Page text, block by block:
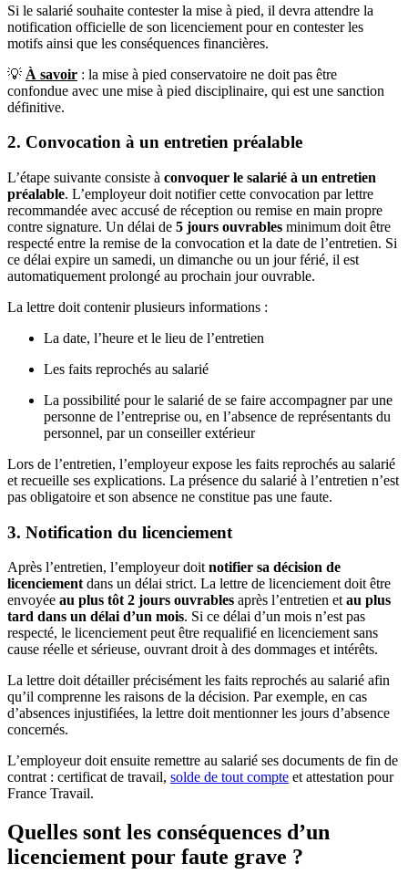
Si le salarié souhaite contester la mise à pied, il devra attendre la
notification officielle de son licenciement pour en contester les
motifs ainsi que les conséquences financières.
💡 À savoir : la mise à pied conservatoire ne doit pas être
confondue avec une mise à pied disciplinaire, qui est une sanction
définitive.
2. Convocation à un entretien préalable
L’étape suivante consiste à convoquer le salarié à un entretien
préalable. L’employeur doit notifier cette convocation par lettre
recommandée avec accusé de réception ou remise en main propre
contre signature. Un délai de 5 jours ouvrables minimum doit être
respecté entre la remise de la convocation et la date de l’entretien. Si
ce délai expire un samedi, un dimanche ou un jour férié, il est
automatiquement prolongé au prochain jour ouvrable.
La lettre doit contenir plusieurs informations :
La date, l’heure et le lieu de l’entretien
Les faits reprochés au salarié
La possibilité pour le salarié de se faire accompagner par une
personne de l’entreprise ou, en l’absence de représentants du
personnel, par un conseiller extérieur
Lors de l’entretien, l’employeur expose les faits reprochés au salarié
et recueille ses explications. La présence du salarié à l’entretien n’est
pas obligatoire et son absence ne constitue pas une faute.
3. Notification du licenciement
Après l’entretien, l’employeur doit notifier sa décision de
licenciement dans un délai strict. La lettre de licenciement doit être
envoyée au plus tôt 2 jours ouvrables après l’entretien et au plus
tard dans un délai d’un mois. Si ce délai d’un mois n’est pas
respecté, le licenciement peut être requalifié en licenciement sans
cause réelle et sérieuse, ouvrant droit à des dommages et intérêts.
La lettre doit détailler précisément les faits reprochés au salarié afin
qu’il comprenne les raisons de la décision. Par exemple, en cas
d’absences injustifiées, la lettre doit mentionner les jours d’absence
concernés.
L’employeur doit ensuite remettre au salarié ses documents de fin de
contrat : certificat de travail, solde de tout compte et attestation pour
France Travail.
Quelles sont les conséquences d’un
licenciement pour faute grave ?